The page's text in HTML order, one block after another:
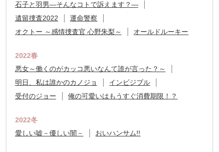
石子と羽男―そんなコトで訴えます？―
遺留捜査2022
運命警察
オクトー ～感情捜査官 心野朱梨～
オールドルーキー
2022春
悪女～働くのがカッコ悪いなんて誰が言った？～
明日、私は誰かのカノジョ
インビジブル
受付のジョー
俺の可愛いはもうすぐ消費期限！？
2022冬
愛しい嘘－優しい闇－
おいハンサム!!